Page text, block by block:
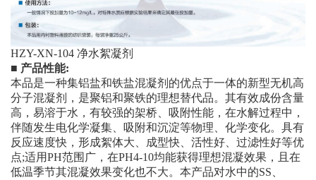
HZY-XN-104 净水絮凝剂
■ 产品性能:
本品是一种集铝盐和铁盐混凝剂的优点于一体的新型无机高
分子混凝剂，是聚铝和聚铁的理想替代品。其有效成份含量
高，易溶于水，有较强的架桥、吸附性能，在水解过程中，
伴随发生电化学凝集、吸附和沉淀等物理、化学变化。具有
反应速度快，形成絮体大、成型快、活性好、过滤性好等优
点;适用PH范围广，在PH4-10均能获得理想混凝效果，且在
低温季节其混凝效果变化也不大。本产品对水中的SS、